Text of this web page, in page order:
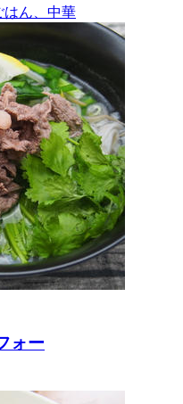
はん、中華
ォー